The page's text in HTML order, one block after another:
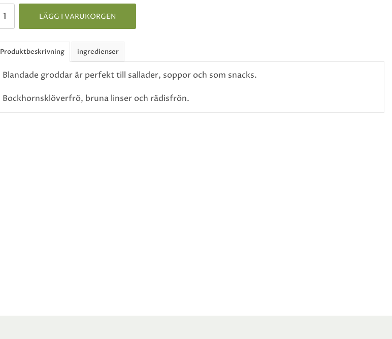
LÄGG I VARUKORGEN
Produktbeskrivning ingredienser
Blandade groddar är perfekt till sallader, soppor och som snacks.
Bockhornsklöverfrö, bruna linser och rädisfrön.